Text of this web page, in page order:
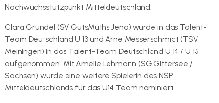
Nachwuchsstützpunkt Mitteldeutschland.
Clara Gründel (SV GutsMuths Jena) wurde in das Talent-
Team Deutschland U 13 und Arne Messerschmidt (TSV
Meiningen) in das Talent-Team Deutschland U 14 / U 15
aufgenommen. Mit Amelie Lehmann (SG Gittersee /
Sachsen) wurde eine weitere Spielerin des NSP
Mitteldeutschlands für das U14 Team nominiert.